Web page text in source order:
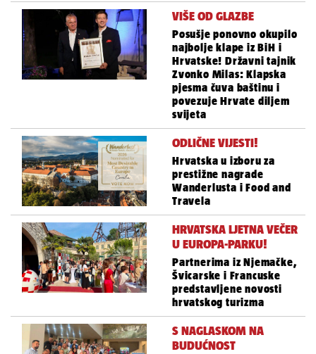
VIŠE OD GLAZBE
Posušje ponovno okupilo
najbolje klape iz BiH i
Hrvatske! Državni tajnik
Zvonko Milas: Klapska
pjesma čuva baštinu i
povezuje Hrvate diljem
svijeta
ODLIČNE VIJESTI!
Hrvatska u izboru za
prestižne nagrade
Wanderlusta i Food and
Travela
HRVATSKA LJETNA VEČER
U EUROPA-PARKU!
Partnerima iz Njemačke,
Švicarske i Francuske
predstavljene novosti
hrvatskog turizma
S NAGLASKOM NA
BUDUĆNOST